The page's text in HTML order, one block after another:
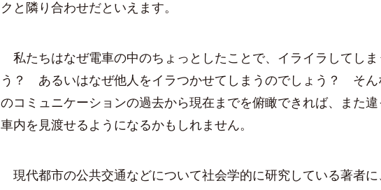
クと隣り合わせだといえます。
私たちはなぜ電車の中のちょっとしたことで、イライラしてし
う？ あるいはなぜ他人をイラつかせてしまうのでしょう？ そん
のコミュニケーションの過去から現在までを俯瞰できれば、また
車内を見渡せるようになるかもしれません。
現代都市の公共交通などについて社会学的に研究している著者